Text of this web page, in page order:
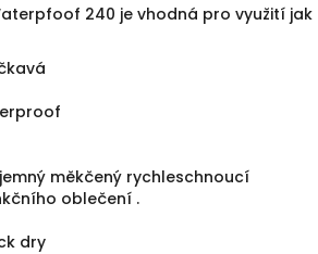
240 je vhodná pro využití jak
jemný měkčený rychleschnoucí
oblečení .
dry